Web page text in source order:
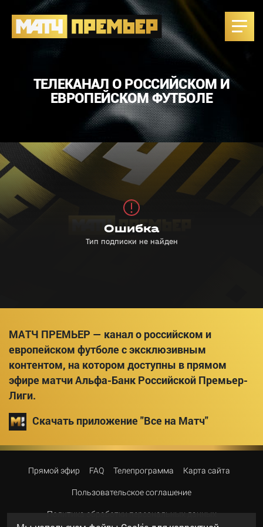
ТЕЛЕКАНАЛ О РОССИЙСКОМ И
ЕВРОПЕЙСКОМ ФУТБОЛЕ
МАТЧ ПРЕМЬЕР — канал о российском и
европейском футболе с эксклюзивным
контентом, на котором доступны в прямом
эфире матчи Альфа-Банк Российской Премьер-
Лиги.
Скачать приложение "Все на Матч"
Прямой эфир FAQ Телепрограмма Карта сайта
Пользовательское соглашение
Политика обработки персональных данных